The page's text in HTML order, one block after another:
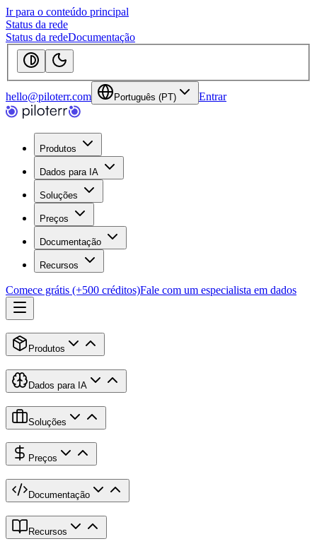
Ir para o conteúdo principal
Status da rede
Status da redeDocumentação
hello@piloterr.com Português (PT) Entrar
Produtos
Dados para IA
Soluções
Preços
Documentação
Recursos
Comece grátis (+500 créditos)Fale com um especialista em dados
Produtos
Dados para IA
Soluções
Preços
Documentação
Recursos